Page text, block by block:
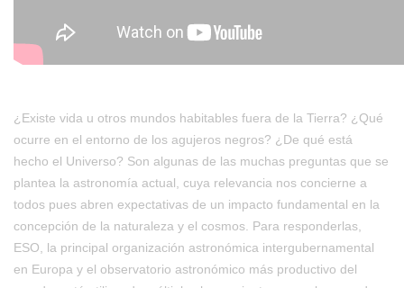
¿Existe vida u otros mundos habitables fuera de la Tierra? ¿Qué
ocurre en el entorno de los agujeros negros? ¿De qué está
hecho el Universo? Son algunas de las muchas preguntas que se
plantea la astronomía actual, cuya relevancia nos concierne a
todos pues abren expectativas de un impacto fundamental en la
concepción de la naturaleza y el cosmos. Para responderlas,
ESO, la principal organización astronómica intergubernamental
en Europa y el observatorio astronómico más productivo del